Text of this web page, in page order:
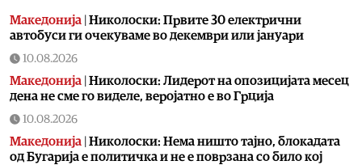
Македонија Николоски: Првите 30 електрични
автобуси ги очекуваме во декември или јануари
10.08.2026
Македонија Николоски: Лидерот на опозицијата месец
дена не сме го виделе, веројатно е во Грција
10.08.2026
Македонија Николоски: Нема ништо тајно, блокадата
од Бугарија е политичка и не е поврзана со било кој